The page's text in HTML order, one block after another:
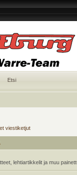
Etsi
viestiketjut
lehtiartikkelit ja muu